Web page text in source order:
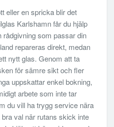
eller en spricka blir det
Karlshamn får du hjälp
rådgivning som passar din
repareras direkt, medan
nytt glas. Genom att ta
för sämre sikt och fler
uppskattar enkel bokning,
arbete som inte tar
du vill ha trygg service nära
val när rutans skick inte